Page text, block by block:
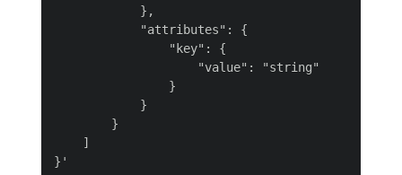
            },
            "attributes": {
                "key": {
                    "value": "string"
                }
            }
        }
    ]